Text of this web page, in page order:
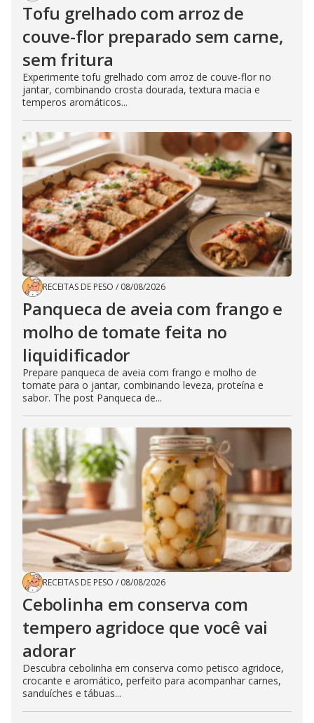
Tofu grelhado com arroz de
couve-flor preparado sem carne,
sem fritura
Experimente tofu grelhado com arroz de couve-flor no
jantar, combinando crosta dourada, textura macia e
temperos aromáticos...
RECEITAS DE PESO / 08/08/2026
Panqueca de aveia com frango e
molho de tomate feita no
liquidificador
Prepare panqueca de aveia com frango e molho de
tomate para o jantar, combinando leveza, proteína e
sabor. The post Panqueca de...
RECEITAS DE PESO / 08/08/2026
Cebolinha em conserva com
tempero agridoce que você vai
adorar
Descubra cebolinha em conserva como petisco agridoce,
crocante e aromático, perfeito para acompanhar carnes,
sanduíches e tábuas...